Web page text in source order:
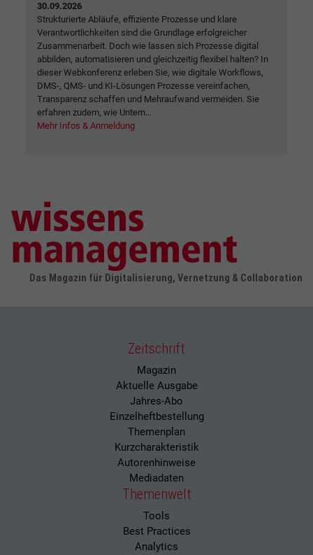
30.09.2026
Strukturierte Abläufe, effiziente Prozesse und klare
Verantwortlichkeiten sind die Grundlage erfolgreicher
Zusammenarbeit. Doch wie lassen sich Prozesse digital
abbilden, automatisieren und gleichzeitig flexibel halten? In
dieser Webkonferenz erleben Sie, wie digitale Workflows,
DMS-, QMS- und KI-Lösungen Prozesse vereinfachen,
Transparenz schaffen und Mehraufwand vermeiden. Sie
erfahren zudem, wie Untern...
Mehr Infos & Anmeldung
Das Magazin für Digitalisierung, Vernetzung & Collaboration
Zeitschrift
Magazin
Aktuelle Ausgabe
Jahres-Abo
Einzelheftbestellung
Themenplan
Kurzcharakteristik
Autorenhinweise
Mediadaten
Themenwelt
Tools
Best Practices
Analytics